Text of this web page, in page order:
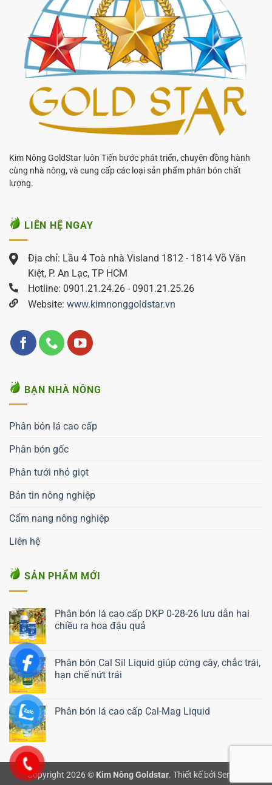
Kim Nông GoldStar luôn Tiến bước phát triển, chuyên đồng hành
cùng nhà nông, và cung cấp các loại sản phẩm phân bón chất
lượng.
LIÊN HỆ NGAY
Địa chỉ: Lầu 4 Toà nhà Visland 1812 - 1814 Võ Văn
Kiệt, P. An Lạc, TP HCM
Hotline: 0901.21.24.26 - 0901.21.25.26
Website: www.kimnonggoldstar.vn
BẠN NHÀ NÔNG
Phân bón lá cao cấp
Phân bón gốc
Phân tưới nhỏ giọt
Bản tin nông nghiệp
Cẩm nang nông nghiệp
Liên hệ
SẢN PHẨM MỚI
Phân bón lá cao cấp DKP 0-28-26 lưu dẫn hai
chiều ra hoa đậu quả
Phân bón Cal Sil Liquid giúp cứng cây, chắc trái,
hạn chế nứt trái
Liên hệ ngay
Phân bón lá cao cấp Cal-Mag Liquid
Copyright 2026 © Kim Nông Goldstar. Thiết kế bởi Semnix